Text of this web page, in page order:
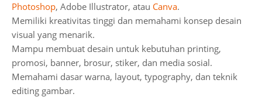
Photoshop, Adobe Illustrator, atau Canva.
Memiliki kreativitas tinggi dan memahami konsep desain
visual yang menarik.
Mampu membuat desain untuk kebutuhan printing,
promosi, banner, brosur, stiker, dan media sosial.
Memahami dasar warna, layout, typography, dan teknik
editing gambar.